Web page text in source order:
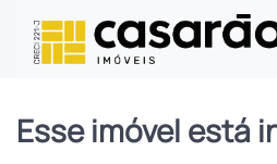
Esse imóvel está